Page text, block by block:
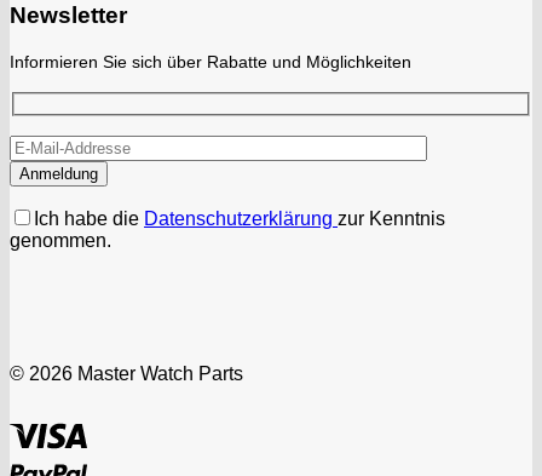
Newsletter
Informieren Sie sich über Rabatte und Möglichkeiten
Ich habe die Datenschutzerklärung zur Kenntnis
genommen.
© 2026 Master Watch Parts
PayPal